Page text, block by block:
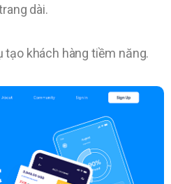
dài.
tạo khách hàng tiềm năng.